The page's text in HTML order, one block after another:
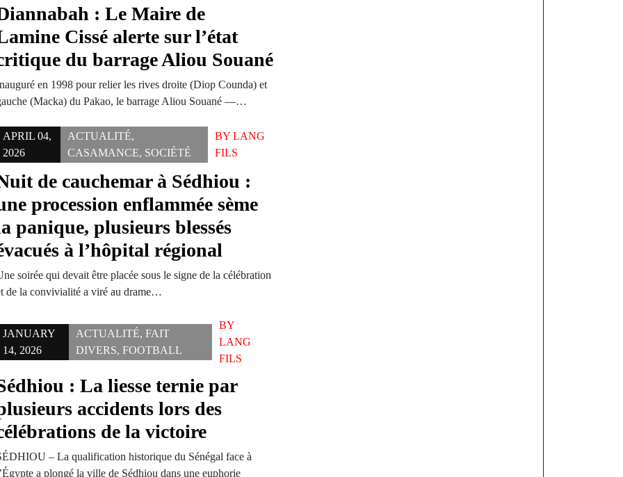
: Le Maire de
Cissé alerte sur l’état
du barrage Aliou Souané
en 1998 pour relier les rives droite (Diop Counda) et
(Macka) du Pakao, le barrage Aliou Souané —…
APRIL 04,
2026
ACTUALITÉ,
CASAMANCE, SOCIÉTÉ
BY LANG
FILS
de cauchemar à Sédhiou :
procession enflammée sème
panique, plusieurs blessés
à l’hôpital régional
soirée qui devait être placée sous le signe de la célébration
de la convivialité a viré au drame…
JANUARY
14, 2026
ACTUALITÉ,FAIT
DIVERS,FOOTBALL
BY
LANG
FILS
: La liesse ternie par
accidents lors des
de la victoire
– La qualification historique du Sénégal face à
a plongé la ville de Sédhiou dans une euphorie